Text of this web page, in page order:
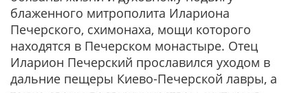
блаженного митрополита Илариона
Печерского, схимонаха, мощи которого
находятся в Печерском монастыре. Отец
Иларион Печерский прославился уходом в
дальние пещеры Киево-Печерской лавры, а